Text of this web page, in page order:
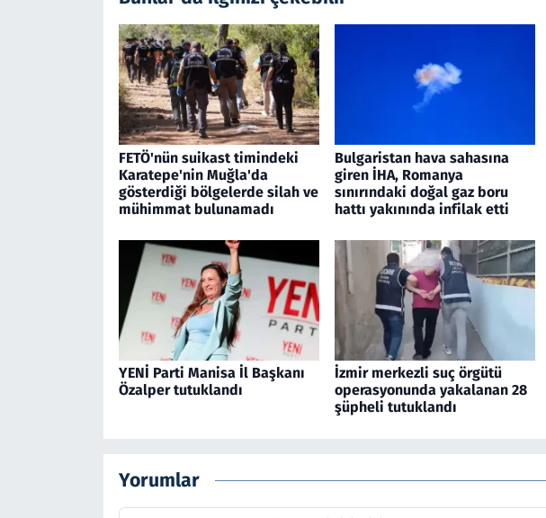
FETÖ'nün suikast timindeki
Karatepe'nin Muğla'da
gösterdiği bölgelerde silah ve
mühimmat bulunamadı
Bulgaristan hava sahasına
giren İHA, Romanya
sınırındaki doğal gaz boru
hattı yakınında infilak etti
YENİ Parti Manisa İl Başkanı
Özalper tutuklandı
İzmir merkezli suç örgütü
operasyonunda yakalanan 28
şüpheli tutuklandı
Yorumlar